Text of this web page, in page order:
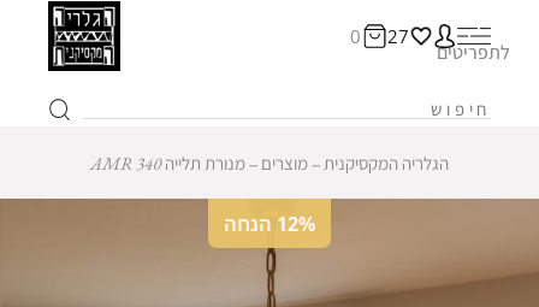
27
0
לתפריטים
הגלריה המקסיקנית ‒מוצרים ‒מנורת תלייה AMR 340
12% הנחה